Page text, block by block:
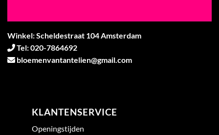
Winkel: Scheldestraat 104 Amsterdam
Tel: 020-7864692
bloemenvantantelien@gmail.com
KLANTENSERVICE
Openingstijden